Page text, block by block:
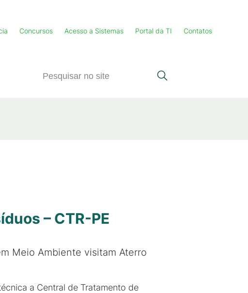
Concursos Acesso a Sistemas Portal da TI Contatos
– CTR-PE
Meio Ambiente visitam Aterro
a Central de Tratamento de